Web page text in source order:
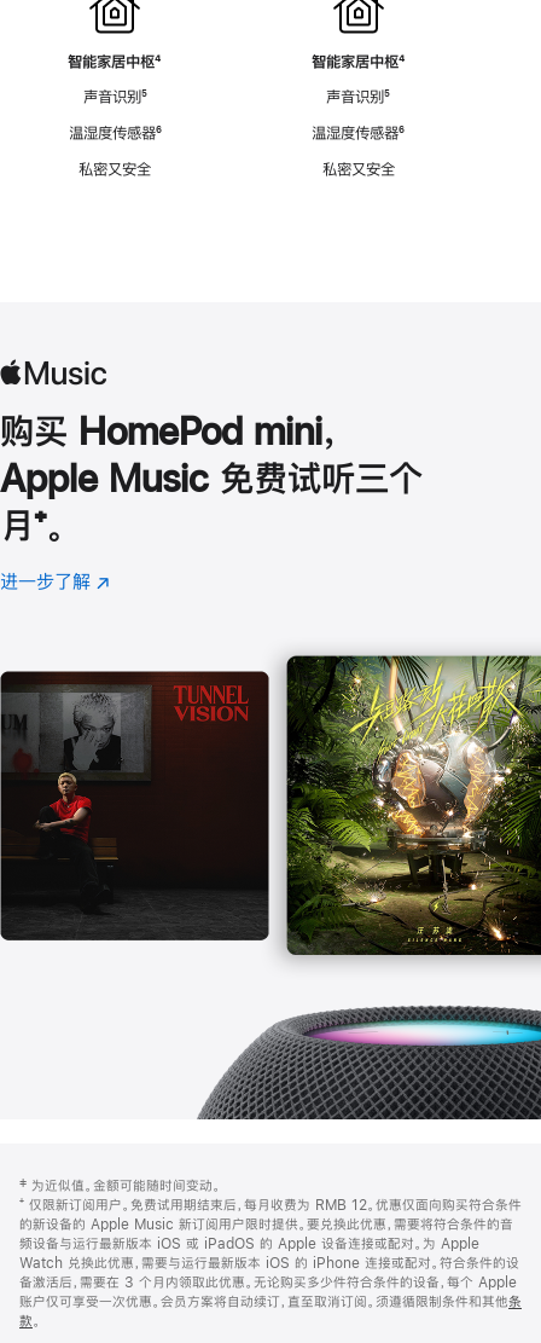
智能家居中枢脚
⁴
声音识别脚
⁵
温湿度传感器脚
⁶
私密又安全
智能家居中枢脚
⁴
声音识别脚
⁵
温湿度传感器脚
⁶
私密又安全
购买 HomePod mini，
Apple Music 免费试听三个
月 脚
注
⁺。
进一步了解 Apple
(在
口
中
打
开)
页
页
脚
注
‡ 为近似值。金额可能随时间变动。
⁺ 仅限新订阅用户。免费试用期结束后，每月收费为 RMB 12。优惠仅面向购买符合条件
的新设备的 Apple Music 新订阅用户限时提供。要兑换此优惠，需要将符合条件的音
频设备与运行最新版本 iOS 或 iPadOS 的 Apple 设备连接或配对。为 Apple
Watch 兑换此优惠，需要与运行最新版本 iOS 的 iPhone 连接或配对。符合条件的设
备激活后，需要在 3 个月内领取此优惠。无论购买多少件符合条件的设备，每个 Apple
账户仅可享受一次优惠。会员方案将自动续订，直至取消订阅。须遵循限制条件和其他条
款。